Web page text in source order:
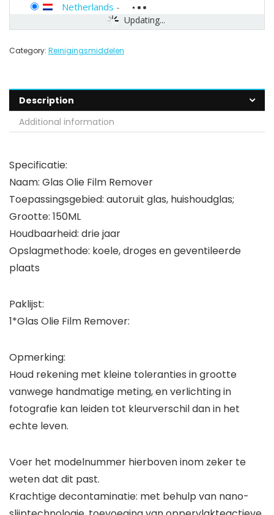
Updating...
Netherlands -
Category: Reinigingsmiddelen
Description
Additional information
Specificatie:
Naam: Glas Olie Film Remover
Toepassingsgebied: autoruit glas, huishoudglas;
Grootte: 150ML
Houdbaarheid: drie jaar
Opslagmethode: koele, droges en geventileerde
plaats
Paklijst:
1*Glas Olie Film Remover:
Opmerking:
Houd rekening met kleine toleranties in grootte
vanwege handmatige meting, en verlichting in
fotografie kan leiden tot kleurverschil dan in het
echte leven.
Voer het modelnummer hierboven inom zeker te
weten dat dit past.
Krachtige decontaminatie: met behulp van nano-